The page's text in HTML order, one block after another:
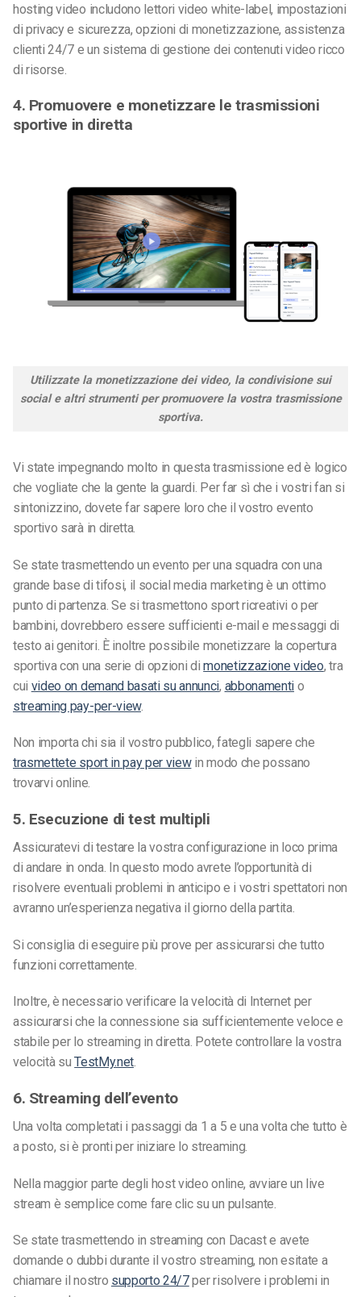
hosting video includono lettori video white-label, impostazioni
di privacy e sicurezza, opzioni di monetizzazione, assistenza
clienti 24/7 e un sistema di gestione dei contenuti video ricco
di risorse.
4. Promuovere e monetizzare le trasmissioni
sportive in diretta
Utilizzate la monetizzazione dei video, la condivisione sui
social e altri strumenti per promuovere la vostra trasmissione
sportiva.
Vi state impegnando molto in questa trasmissione ed è logico
che vogliate che la gente la guardi. Per far sì che i vostri fan si
sintonizzino, dovete far sapere loro che il vostro evento
sportivo sarà in diretta.
Se state trasmettendo un evento per una squadra con una
grande base di tifosi, il social media marketing è un ottimo
punto di partenza. Se si trasmettono sport ricreativi o per
bambini, dovrebbero essere sufficienti e-mail e messaggi di
testo ai genitori. È inoltre possibile monetizzare la copertura
sportiva con una serie di opzioni dimonetizzazione video, tra
cui video on demand basati su annunci, abbonamenti o
streaming pay-per-view.
Non importa chi sia il vostro pubblico, fategli sapere che
trasmettete sport in pay per viewin modo che possano
trovarvi online.
5. Esecuzione di test multipli
Assicuratevi di testare la vostra configurazione in loco prima
di andare in onda. In questo modo avrete l’opportunità di
risolvere eventuali problemi in anticipo e i vostri spettatori non
avranno un’esperienza negativa il giorno della partita.
Si consiglia di eseguire più prove per assicurarsi che tutto
funzioni correttamente.
Inoltre, è necessario verificare la velocità di Internet per
assicurarsi che la connessione sia sufficientemente veloce e
stabile per lo streaming in diretta. Potete controllare la vostra
velocità suTestMy.net.
6. Streaming dell’evento
Una volta completati i passaggi da 1 a 5 e una volta che tutto è
a posto, si è pronti per iniziare lo streaming.
Nella maggior parte degli host video online, avviare un live
stream è semplice come fare clic su un pulsante.
Se state trasmettendo in streaming con Dacast e avete
domande o dubbi durante il vostro streaming, non esitate a
chiamare il nostro supporto 24/7per risolvere i problemi in